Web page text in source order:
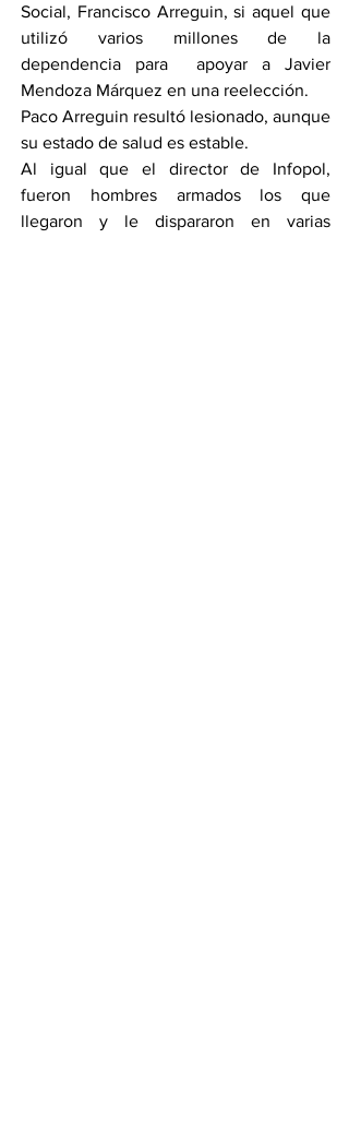
Social, Francisco Arreguin, si aquel que
utilizó varios millones de la
dependencia para  apoyar a Javier
Mendoza Márquez en una reelección.
Paco Arreguin resultó lesionado, aunque
su estado de salud es estable.
Al igual que el director de Infopol,
fueron hombres armados los que
llegaron y le dispararon en varias